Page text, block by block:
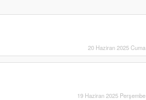
20 Haziran 2025 Cuma
19 Haziran 2025 Perşembe